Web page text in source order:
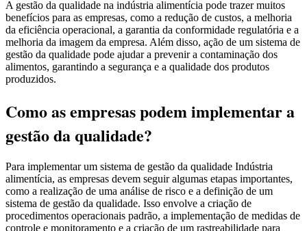
A gestão da qualidade na indústria alimentícia pode trazer muitos
benefícios para as empresas, como a redução de custos, a melhoria
da eficiência operacional, a garantia da conformidade regulatória e a
melhoria da imagem da empresa. Além disso, ação de um sistema de
gestão da qualidade pode ajudar a prevenir a contaminação dos
alimentos, garantindo a segurança e a qualidade dos produtos
produzidos.
Como as empresas podem implementar a
gestão da qualidade?
Para implementar um sistema de gestão da qualidade Indústria
alimentícia, as empresas devem seguir algumas etapas importantes,
como a realização de uma análise de risco e a definição de um
sistema de gestão da qualidade. Isso envolve a criação de
procedimentos operacionais padrão, a implementação de medidas de
controle e monitoramento e a criação de um rastreabilidade para